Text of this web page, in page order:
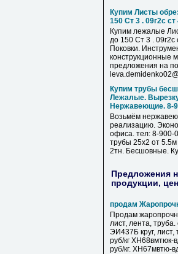
Купим Листы
150 Ст 3 . 09г2с ст
Купим лежалые
до 150 Ст 3 . 09г2с
Поковки.
конструкционные
предложения на
Купим трубы
Лежалые.
Нержавеющие. 8-
Возьмём
реализацию.
офиса. тел: 8-900-
трубы 25х2 от
2тн. Бесшовные.
Предложения
продукции,
продам
Продам
лист, лента,
ЭИ437Б круг, лист,
руб/кг ХН68вмтюк-
руб/кг. ХН67мвтю-